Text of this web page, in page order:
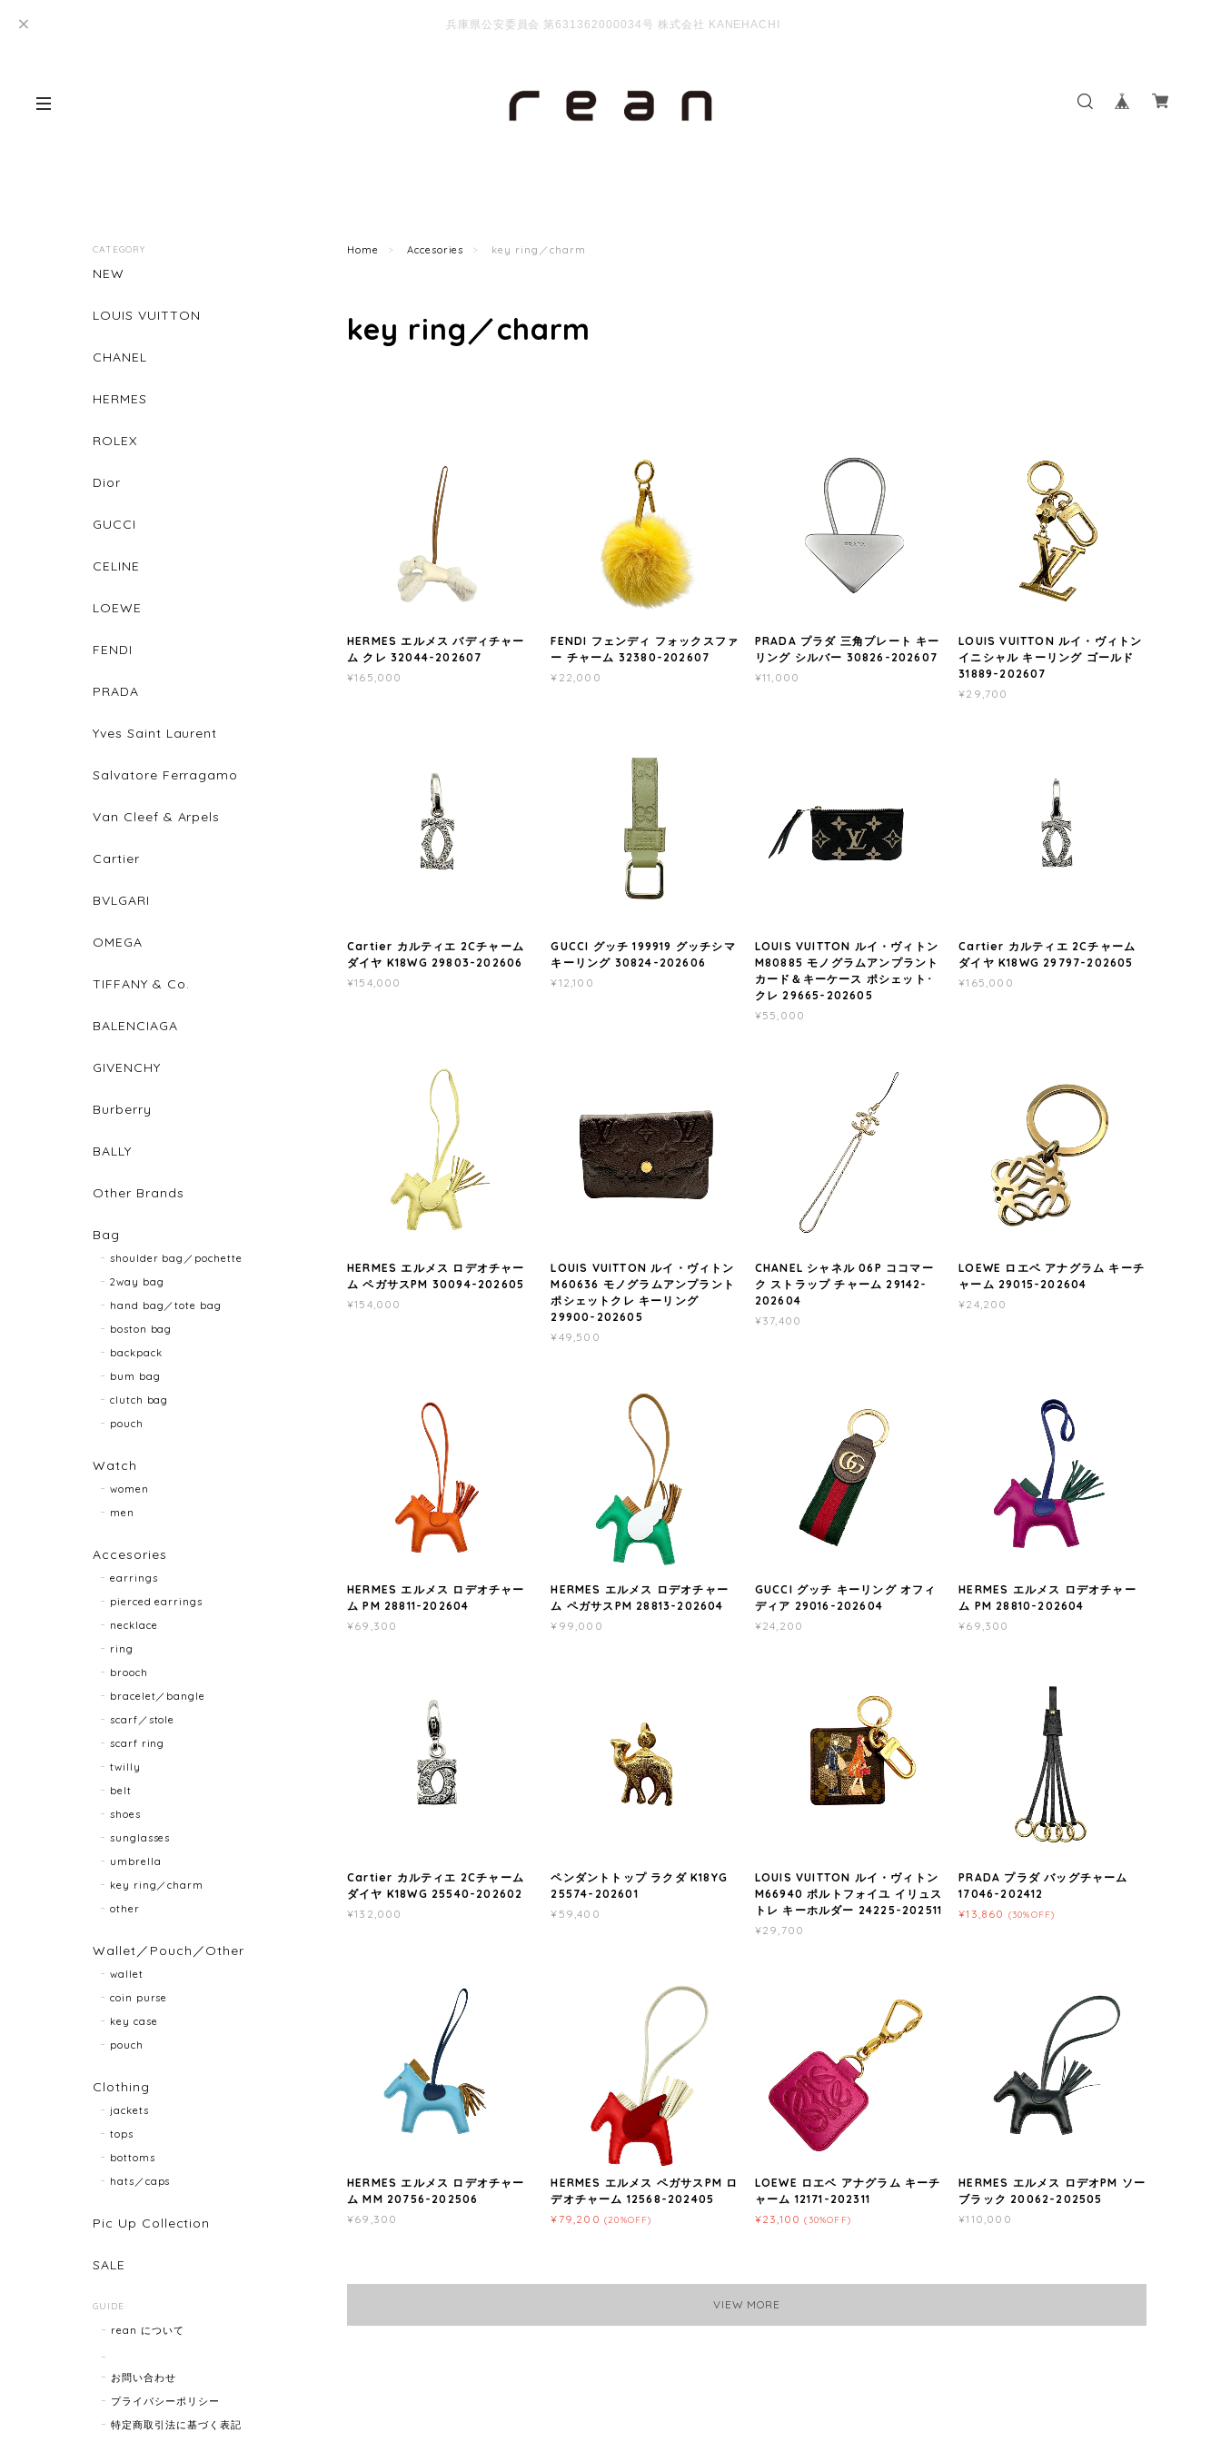
兵庫県公安委員会 第631362000034号 株式会社 KANEHACHI
Home Accesories key ring／charm
key ring／charm
HERMES エルメス バディチャー
ム クレ 32044-202607
¥165,000
FENDI フェンディ フォックスファ
ー チャーム 32380-202607
¥22,000
PRADA プラダ 三角プレート キー
リング シルバー 30826-202607
¥11,000
LOUIS VUITTON ルイ・ヴィトン
イニシャル キーリング ゴールド
31889-202607
¥29,700
Cartier カルティエ 2Cチャーム
ダイヤ K18WG 29803-202606
¥154,000
GUCCI グッチ 199919 グッチシマ
キーリング 30824-202606
¥12,100
LOUIS VUITTON ルイ・ヴィトン
M80885 モノグラムアンプラント
カード＆キーケース ポシェット･
クレ 29665-202605
¥55,000
Cartier カルティエ 2Cチャーム
ダイヤ K18WG 29797-202605
¥165,000
HERMES エルメス ロデオチャー
ム ペガサスPM 30094-202605
¥154,000
LOUIS VUITTON ルイ・ヴィトン
M60636 モノグラムアンプラント
ポシェットクレ キーリング
29900-202605
¥49,500
CHANEL シャネル 06P ココマー
ク ストラップ チャーム 29142-
202604
¥37,400
LOEWE ロエベ アナグラム キーチ
ャーム 29015-202604
¥24,200
HERMES エルメス ロデオチャー
ム PM 28811-202604
¥69,300
HERMES エルメス ロデオチャー
ム ペガサスPM 28813-202604
¥99,000
GUCCI グッチ キーリング オフィ
ディア 29016-202604
¥24,200
HERMES エルメス ロデオチャー
ム PM 28810-202604
¥69,300
Cartier カルティエ 2Cチャーム
ダイヤ K18WG 25540-202602
¥132,000
ペンダントトップ ラクダ K18YG
25574-202601
¥59,400
LOUIS VUITTON ルイ・ヴィトン
M66940 ポルトフォイユ イリュス
トレ キーホルダー 24225-202511
¥29,700
PRADA プラダ バッグチャーム
17046-202412
¥13,860 (30%OFF)
HERMES エルメス ロデオチャー
ム MM 20756-202506
¥69,300
HERMES エルメス ペガサスPM ロ
デオチャーム 12568-202405
¥79,200 (20%OFF)
LOEWE ロエベ アナグラム キーチ
ャーム 12171-202311
¥23,100 (30%OFF)
HERMES エルメス ロデオPM ソー
ブラック 20062-202505
¥110,000
VIEW MORE
CATEGORY
NEW
LOUIS VUITTON
CHANEL
HERMES
ROLEX
Dior
GUCCI
CELINE
LOEWE
FENDI
PRADA
Yves Saint Laurent
Salvatore Ferragamo
Van Cleef & Arpels
Cartier
BVLGARI
OMEGA
TIFFANY & Co.
BALENCIAGA
GIVENCHY
Burberry
BALLY
Other Brands
Bag
shoulder bag／pochette
2way bag
hand bag／tote bag
boston bag
backpack
bum bag
clutch bag
pouch
Watch
women
men
Accesories
earrings
pierced earrings
necklace
ring
brooch
bracelet／bangle
scarf／stole
scarf ring
twilly
belt
shoes
sunglasses
umbrella
key ring／charm
other
Wallet／Pouch／Other
wallet
coin purse
key case
pouch
Clothing
jackets
tops
bottoms
hats／caps
Pic Up Collection
SALE
GUIDE
rean について
お問い合わせ
プライバシーポリシー
特定商取引法に基づく表記